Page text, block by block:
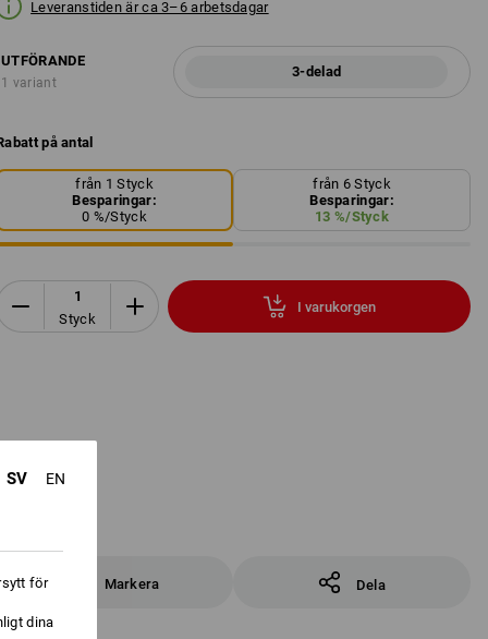
Leveranstiden är ca 3–6 arbetsdagar
UTFÖRANDE
1 variant
3-delad
på antal
från 1 Styck
Besparingar:
0 %/Styck
från 6 Styck
Besparingar:
13 %/Styck
Styck
I varukorgen
Markera Dela
SV EN
för
dina